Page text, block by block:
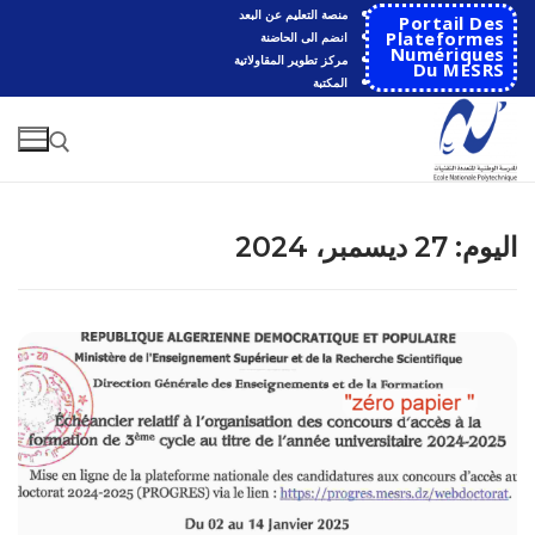
التجاوز
إلى
المحتوى
Portail Des
Plateformes
Numériques
Du MESRS
منصة التعليم عن البعد
انضم الى الحاضنة
مركز تطوير المقاولاتية
المكتبة
الرئيسية
المدرسة
مقدمة عن المدرسة
تاريخ المدرسة
الأقســام
الهندسة الاتوماتكية
التعاون
اليوم: 27 ديسمبر، 2024